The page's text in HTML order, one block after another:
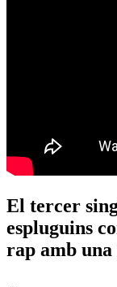
El tercer
espluguins
rap amb